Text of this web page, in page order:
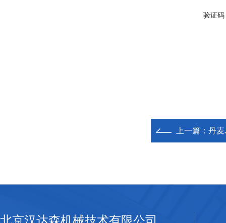
验证码
上一篇： 丹
北京汉达森机械技术有限公司